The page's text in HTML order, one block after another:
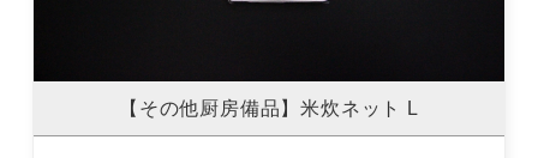
【その他厨房備品】米炊ネット L